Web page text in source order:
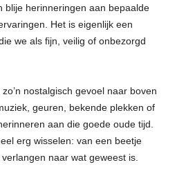
blije herinneringen aan bepaalde
Het is eigenlijk een
we als fijn, veilig of onbezorgd
nostalgisch gevoel naar boven
geuren, bekende plekken of
aan die goede oude tijd.
erg wisselen: van een beetje
naar wat geweest is.